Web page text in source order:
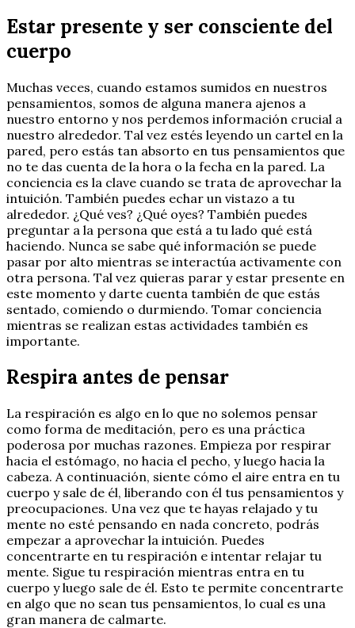
Estar presente y ser consciente del
cuerpo
Muchas veces, cuando estamos sumidos en nuestros
pensamientos, somos de alguna manera ajenos a
nuestro entorno y nos perdemos información crucial a
nuestro alrededor. Tal vez estés leyendo un cartel en la
pared, pero estás tan absorto en tus pensamientos que
no te das cuenta de la hora o la fecha en la pared. La
conciencia es la clave cuando se trata de aprovechar la
intuición. También puedes echar un vistazo a tu
alrededor. ¿Qué ves? ¿Qué oyes? También puedes
preguntar a la persona que está a tu lado qué está
haciendo. Nunca se sabe qué información se puede
pasar por alto mientras se interactúa activamente con
otra persona. Tal vez quieras parar y estar presente en
este momento y darte cuenta también de que estás
sentado, comiendo o durmiendo. Tomar conciencia
mientras se realizan estas actividades también es
importante.
Respira antes de pensar
La respiración es algo en lo que no solemos pensar
como forma de meditación, pero es una práctica
poderosa por muchas razones. Empieza por respirar
hacia el estómago, no hacia el pecho, y luego hacia la
cabeza. A continuación, siente cómo el aire entra en tu
cuerpo y sale de él, liberando con él tus pensamientos y
preocupaciones. Una vez que te hayas relajado y tu
mente no esté pensando en nada concreto, podrás
empezar a aprovechar la intuición. Puedes
concentrarte en tu respiración e intentar relajar tu
mente. Sigue tu respiración mientras entra en tu
cuerpo y luego sale de él. Esto te permite concentrarte
en algo que no sean tus pensamientos, lo cual es una
gran manera de calmarte.